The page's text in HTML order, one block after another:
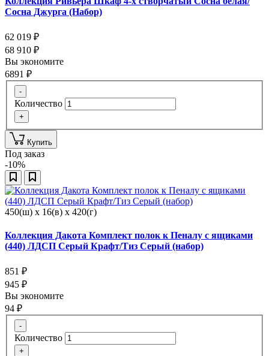
Сосна Джурга (Набор)
62 019 ₽
68 910 ₽
Вы экономите
6891 ₽
-
Количество
+
Купить
Под заказ
-10%
450(ш) x 16(в) x 420(г)
Коллекция Дакота Комплект полок к Пеналу с ящиками
(440) ЛДСП Серый Крафт/Тиз Серый (набор)
851 ₽
945 ₽
Вы экономите
94 ₽
-
Количество
+